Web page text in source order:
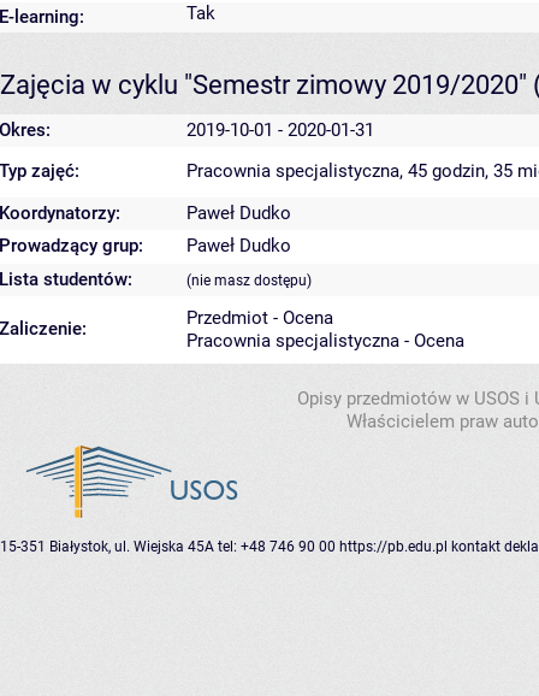
E-learning:
Tak
Zajęcia w cyklu "Semestr zimowy 2019/2020"
Okres:
2019-10-01 - 2020-01-31
Typ zajęć:
Pracownia specjalistyczna, 45 godzin, 35
Koordynatorzy:
Paweł Dudko
Prowadzący grup:
Paweł Dudko
Lista studentów:
(nie masz dostępu)
Zaliczenie:
Przedmiot - Ocena
Pracownia specjalistyczna - Ocena
Opisy przedmiotów w USOS
Właścicielem praw
15-351 Białystok, ul. Wiejska 45A tel: +48 746 90 00 https://pb.edu.pl kontakt